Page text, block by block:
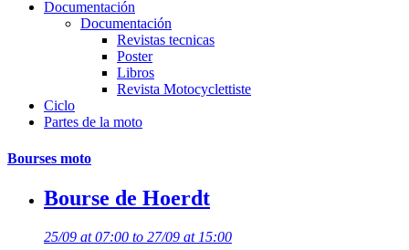
Documentación
Documentación
Revistas tecnicas
Poster
Libros
Revista Motocyclettiste
Ciclo
Partes de la moto
Bourses moto
Bourse de Hoerdt
25/09 at 07:00 to 27/09 at 15:00